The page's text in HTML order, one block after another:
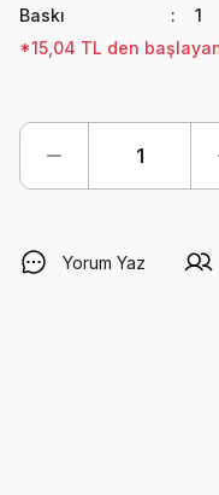
Baskı
1
*15,04 TL den
Yorum Yaz